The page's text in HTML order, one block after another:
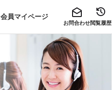
会員マイページ
お問合わせ閲覧履歴